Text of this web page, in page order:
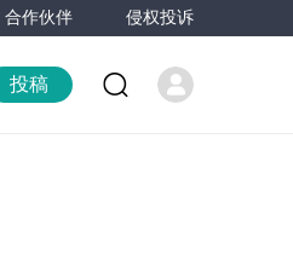
合作伙伴 侵权投诉
投稿